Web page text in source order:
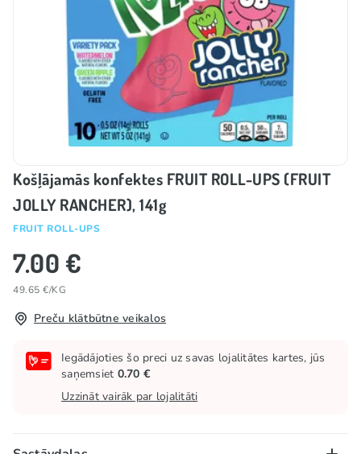
Košļājamās konfektes FRUIT ROLL-UPS (FRUIT
JOLLY RANCHER), 141g
FRUIT ROLL-UPS
7.00 €
49.65 €/KG
Preču klātbūtne veikalos
Iegādājoties šo preci uz savas lojalitātes kartes, jūs
saņemsiet 0.70 €
Uzzināt vairāk par lojalitāti